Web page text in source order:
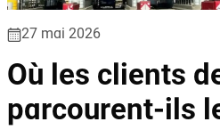
27 mai 2026
Où les clients
parcourent-ils